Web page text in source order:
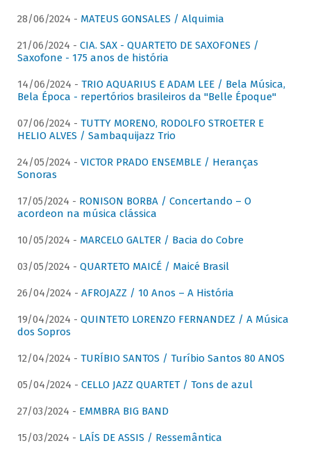
28/06/2024 - MATEUS GONSALES / Alquimia
21/06/2024 - CIA. SAX - QUARTETO DE SAXOFONES /
Saxofone - 175 anos de história
14/06/2024 - TRIO AQUARIUS E ADAM LEE / Bela Música,
Bela Época - repertórios brasileiros da "Belle Époque"
07/06/2024 - TUTTY MORENO, RODOLFO STROETER E
HELIO ALVES / Sambaquijazz Trio
24/05/2024 - VICTOR PRADO ENSEMBLE / Heranças
Sonoras
17/05/2024 - RONISON BORBA / Concertando – O
acordeon na música clássica
10/05/2024 - MARCELO GALTER / Bacia do Cobre
03/05/2024 - QUARTETO MAICÉ / Maicé Brasil
26/04/2024 - AFROJAZZ / 10 Anos – A História
19/04/2024 - QUINTETO LORENZO FERNANDEZ / A Música
dos Sopros
12/04/2024 - TURÍBIO SANTOS / Turíbio Santos 80 ANOS
05/04/2024 - CELLO JAZZ QUARTET / Tons de azul
27/03/2024 - EMMBRA BIG BAND
15/03/2024 - LAÍS DE ASSIS / Ressemântica